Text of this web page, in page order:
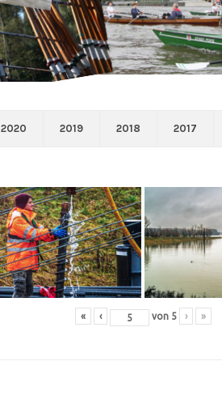
2020 2019 2018 2017
« ‹ von 5 › »